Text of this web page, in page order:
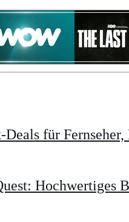
für
Hochwertiges